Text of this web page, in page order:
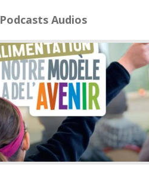
Podcasts Audios